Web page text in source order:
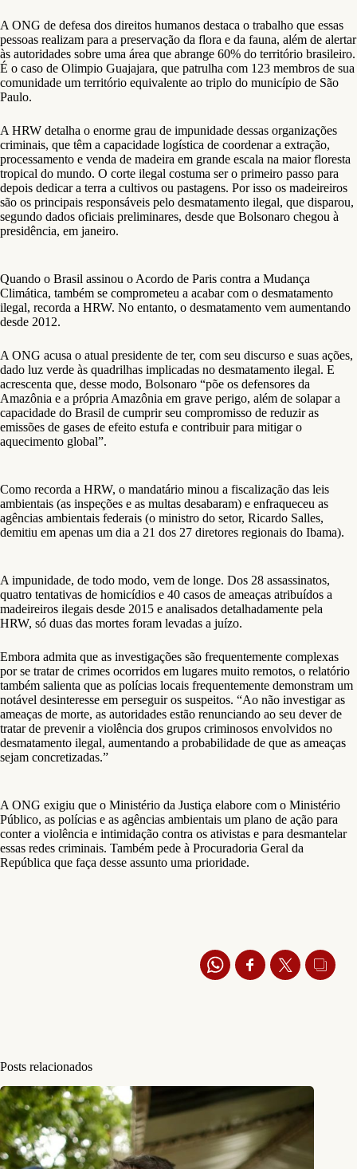
A ONG de defesa dos direitos humanos destaca o trabalho que essas
pessoas realizam para a preservação da flora e da fauna, além de alertar
às autoridades sobre uma área que abrange 60% do território brasileiro.
É o caso de Olimpio Guajajara, que patrulha com 123 membros de sua
comunidade um território equivalente ao triplo do município de São
Paulo.
A HRW detalha o enorme grau de impunidade dessas organizações
criminais, que têm a capacidade logística de coordenar a extração,
processamento e venda de madeira em grande escala na maior floresta
tropical do mundo. O corte ilegal costuma ser o primeiro passo para
depois dedicar a terra a cultivos ou pastagens. Por isso os madeireiros
são os principais responsáveis pelo desmatamento ilegal, que disparou,
segundo dados oficiais preliminares, desde que Bolsonaro chegou à
presidência, em janeiro.
Quando o Brasil assinou o Acordo de Paris contra a Mudança
Climática, também se comprometeu a acabar com o desmatamento
ilegal, recorda a HRW. No entanto, o desmatamento vem aumentando
desde 2012.
A ONG acusa o atual presidente de ter, com seu discurso e suas ações,
dado luz verde às quadrilhas implicadas no desmatamento ilegal. E
acrescenta que, desse modo, Bolsonaro “põe os defensores da
Amazônia e a própria Amazônia em grave perigo, além de solapar a
capacidade do Brasil de cumprir seu compromisso de reduzir as
emissões de gases de efeito estufa e contribuir para mitigar o
aquecimento global”.
Como recorda a HRW, o mandatário minou a fiscalização das leis
ambientais (as inspeções e as multas desabaram) e enfraqueceu as
agências ambientais federais (o ministro do setor, Ricardo Salles,
demitiu em apenas um dia a 21 dos 27 diretores regionais do Ibama).
A impunidade, de todo modo, vem de longe. Dos 28 assassinatos,
quatro tentativas de homicídios e 40 casos de ameaças atribuídos a
madeireiros ilegais desde 2015 e analisados detalhadamente pela
HRW, só duas das mortes foram levadas a juízo.
Embora admita que as investigações são frequentemente complexas
por se tratar de crimes ocorridos em lugares muito remotos, o relatório
também salienta que as polícias locais frequentemente demonstram um
notável desinteresse em perseguir os suspeitos. “Ao não investigar as
ameaças de morte, as autoridades estão renunciando ao seu dever de
tratar de prevenir a violência dos grupos criminosos envolvidos no
desmatamento ilegal, aumentando a probabilidade de que as ameaças
sejam concretizadas.”
A ONG exigiu que o Ministério da Justiça elabore com o Ministério
Público, as polícias e as agências ambientais um plano de ação para
conter a violência e intimidação contra os ativistas e para desmantelar
essas redes criminais. Também pede à Procuradoria Geral da
República que faça desse assunto uma prioridade.
Posts relacionados